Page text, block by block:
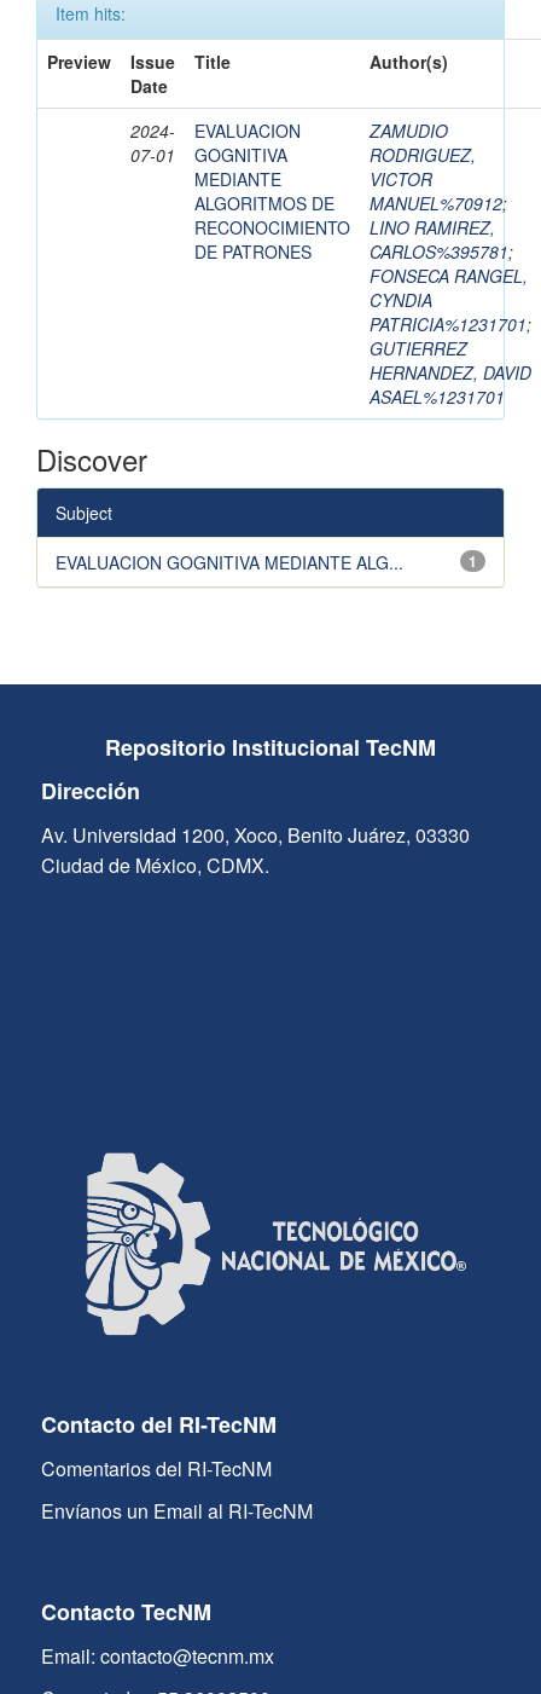
Item hits:
Preview
Issue
Date
Title Author(s)
2024-
07-01
EVALUACION
GOGNITIVA
MEDIANTE
ALGORITMOS DE
RECONOCIMIENTO
DE PATRONES
ZAMUDIO
RODRIGUEZ,
VICTOR
MANUEL%70912;
LINO RAMIREZ,
CARLOS%395781;
FONSECA RANGEL,
CYNDIA
PATRICIA%1231701;
GUTIERREZ
HERNANDEZ, DAVID
ASAEL%1231701
Discover
Subject
1
EVALUACION GOGNITIVA MEDIANTE ALG...
Repositorio Institucional TecNM
Dirección
Av. Universidad 1200, Xoco, Benito Juárez, 03330
Ciudad de México, CDMX.
Contacto del RI-TecNM
Comentarios del RI-TecNM
Envíanos un Email al RI-TecNM
Contacto TecNM
Email: contacto@tecnm.mx